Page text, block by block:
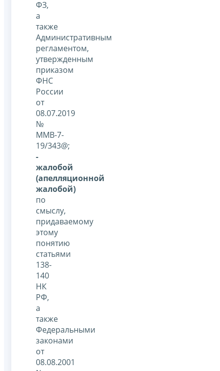
ФЗ,
а
также
Административным
регламентом,
утвержденным
приказом
ФНС
России
от
08.07.2019
№
ММВ-7-
19/343@;
-
жалобой
(апелляционной
жалобой)
по
смыслу,
придаваемому
этому
понятию
статьями
138-
140
НК
РФ,
а
также
Федеральными
законами
от
08.08.2001